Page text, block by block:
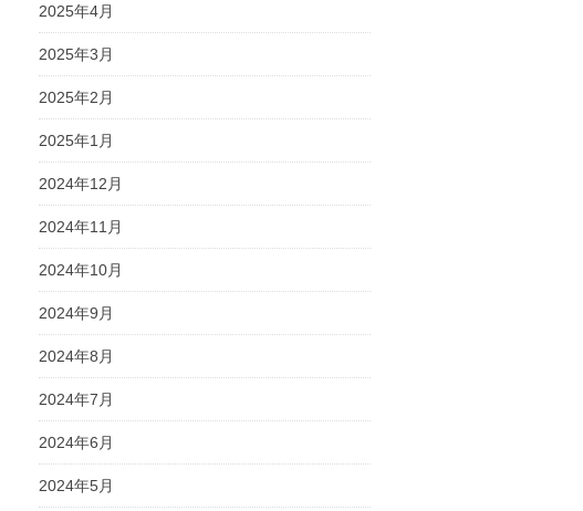
2025年4月
2025年3月
2025年2月
2025年1月
2024年12月
2024年11月
2024年10月
2024年9月
2024年8月
2024年7月
2024年6月
2024年5月